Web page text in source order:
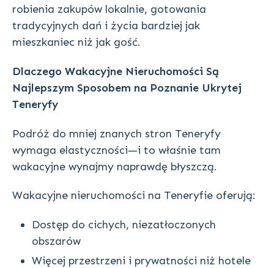
robienia zakupów lokalnie, gotowania
tradycyjnych dań i życia bardziej jak
mieszkaniec niż jak gość.
Dlaczego Wakacyjne Nieruchomości Są
Najlepszym Sposobem na Poznanie Ukrytej
Teneryfy
Podróż do mniej znanych stron Teneryfy
wymaga elastyczności—i to właśnie tam
wakacyjne wynajmy naprawdę błyszczą.
Wakacyjne nieruchomości na Teneryfie oferują:
Dostęp do cichych, niezatłoczonych
obszarów
Więcej przestrzeni i prywatności niż hotele